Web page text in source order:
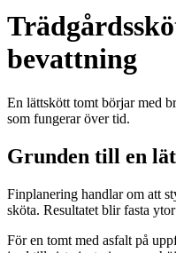
bevattning
En lättskött tomt börjar med
som fungerar över tid.
Grunden till en
Finplanering handlar om att
sköta. Resultatet blir fasta
För en tomt med asfalt på